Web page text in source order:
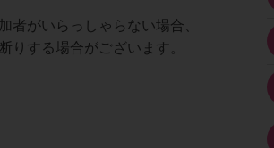
がいらっしゃらない場合、
りする場合がございます。